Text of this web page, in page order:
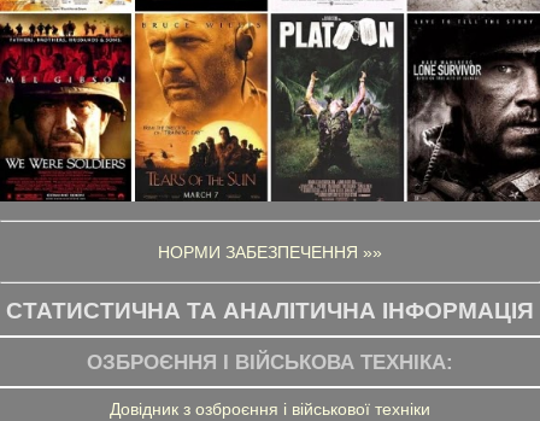
НОРМИ ЗАБЕЗПЕЧЕННЯ »»
СТАТИСТИЧНА ТА АНАЛІТИЧНА ІНФОРМАЦІЯ
ОЗБРОЄННЯ І ВІЙСЬКОВА ТЕХНІКА:
Довідник з озброєння і військової техніки